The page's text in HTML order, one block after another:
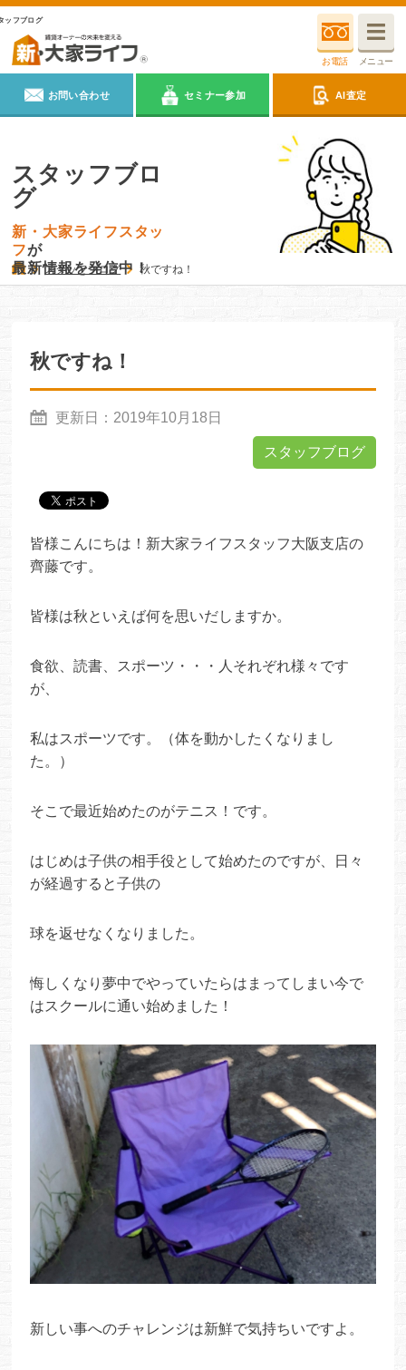
ッフブログ
お電話 メニュー
お問い合わせ セミナー参加 AI査定
スタッフブロ
グ
新・大家ライフスタッ
フが
最新情報を発信中！
スタッフブログ 秋ですね！
秋ですね！
更新日： 2019年10月18日
スタッフブログ
皆様こんにちは！新大家ライフスタッフ大阪支店の
齊藤です。
皆様は秋といえば何を思いだしますか。
食欲、読書、スポーツ・・・人それぞれ様々です
が、
私はスポーツです。（体を動かしたくなりまし
た。）
そこで最近始めたのがテニス！です。
はじめは子供の相手役として始めたのですが、日々
が経過すると子供の
球を返せなくなりました。
悔しくなり夢中でやっていたらはまってしまい今で
はスクールに通い始めました！
新しい事へのチャレンジは新鮮で気持ちいですよ。